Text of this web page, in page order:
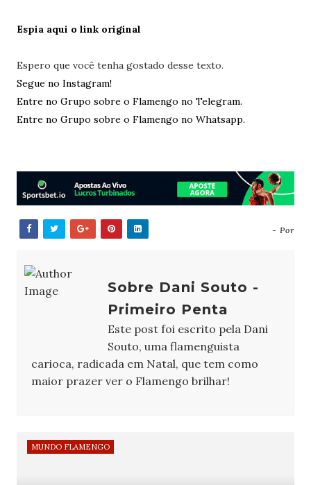
Espia aqui o link original
Espero que você tenha gostado desse texto.
Segue no Instagram!
Entre no Grupo sobre o Flamengo no Telegram.
Entre no Grupo sobre o Flamengo no Whatsapp.
- Por
Sobre Dani Souto -
Primeiro Penta
Este post foi escrito pela Dani
Souto, uma flamenguista
carioca, radicada em Natal, que tem como
maior prazer ver o Flamengo brilhar!
MUNDO FLAMENGO